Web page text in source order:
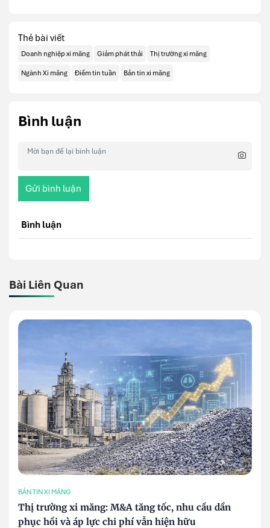
Thẻ bài viết
Doanh nghiệp xi măng Giảm phát thải Thị trường xi măng
Ngành Xi măng Điểm tin tuần Bản tin xi măng
Bình luận
Gửi bình luận
Bình luận
Bài Liên Quan
BẢN TIN XI MĂNG
Thị trường xi măng: M&A tăng tốc, nhu cầu dần
phục hồi và áp lực chi phí vẫn hiện hữu